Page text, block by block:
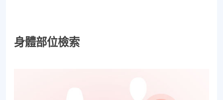
身體部位檢索